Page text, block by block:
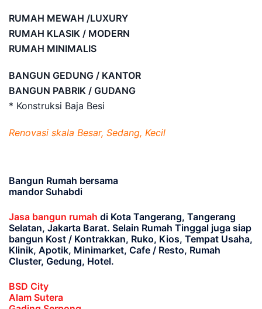
RUMAH MEWAH /LUXURY
RUMAH KLASIK / MODERN
RUMAH MINIMALIS
BANGUN GEDUNG / KANTOR
BANGUN PABRIK / GUDANG
* Konstruksi Baja Besi
Renovasi skala Besar, Sedang, Kecil
Bangun Rumah bersama
mandor Suhabdi
Jasa bangun rumah di Kota Tangerang, Tangerang
Selatan, Jakarta Barat. Selain Rumah Tinggal juga siap
bangun Kost / Kontrakkan, Ruko, Kios, Tempat Usaha,
Klinik, Apotik, Minimarket, Cafe / Resto, Rumah
Cluster, Gedung, Hotel.
BSD City
Alam Sutera